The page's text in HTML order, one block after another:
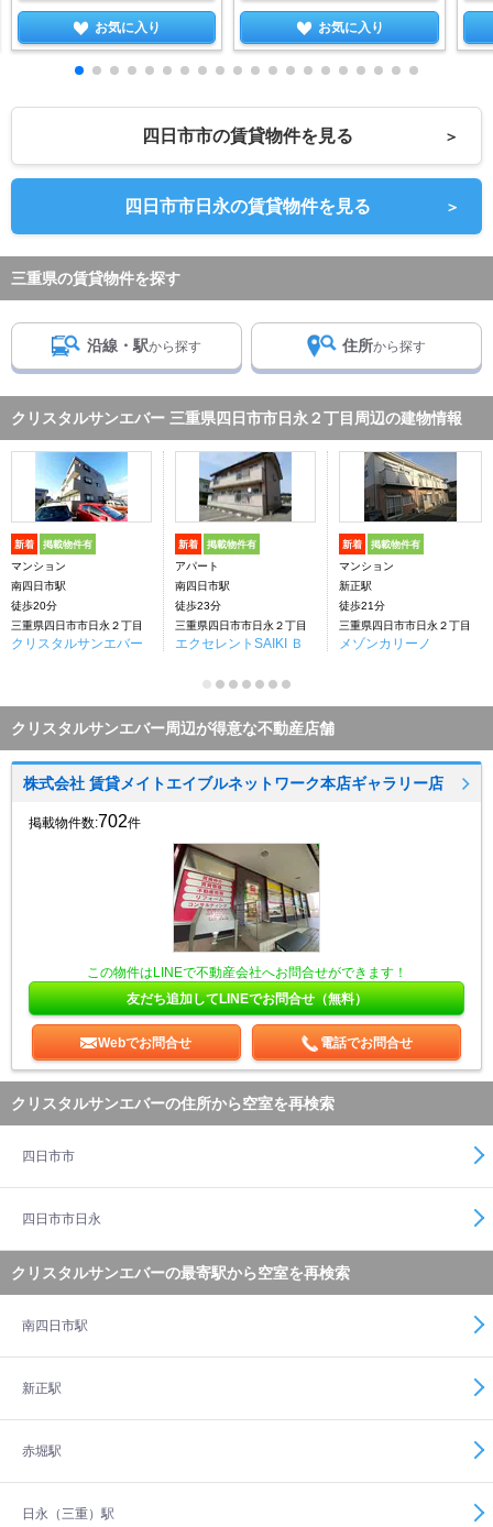
お気に入り お気に入り
四日市市の賃貸物件を見る ＞
四日市市日永の賃貸物件を見る ＞
三重県の賃貸物件を探す
沿線・駅から探す 住所から探す
クリスタルサンエバー 三重県四日市市日永２丁目周辺の建物情報
新着 掲載物件有
マンション
南四日市駅
徒歩20分
三重県四日市市日永２丁目
クリスタルサンエバー
新着 掲載物件有
アパート
南四日市駅
徒歩23分
三重県四日市市日永２丁目
エクセレントSAIKI Ｂ
新着 掲載物件有
マンション
新正駅
徒歩21分
三重県四日市市日永２丁目
メゾンカリーノ
クリスタルサンエバー周辺が得意な不動産店舗
株式会社 賃貸メイトエイブルネットワーク本店ギャラリー店
掲載物件数:702件
この物件はLINEで不動産会社へお問合せができます！
友だち追加してLINEでお問合せ（無料）
Webでお問合せ 電話でお問合せ
クリスタルサンエバーの住所から空室を再検索
四日市市
四日市市日永
クリスタルサンエバーの最寄駅から空室を再検索
南四日市駅
新正駅
赤堀駅
日永（三重）駅